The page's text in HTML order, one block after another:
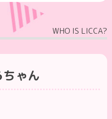
WHO IS LICCA?
ゃん